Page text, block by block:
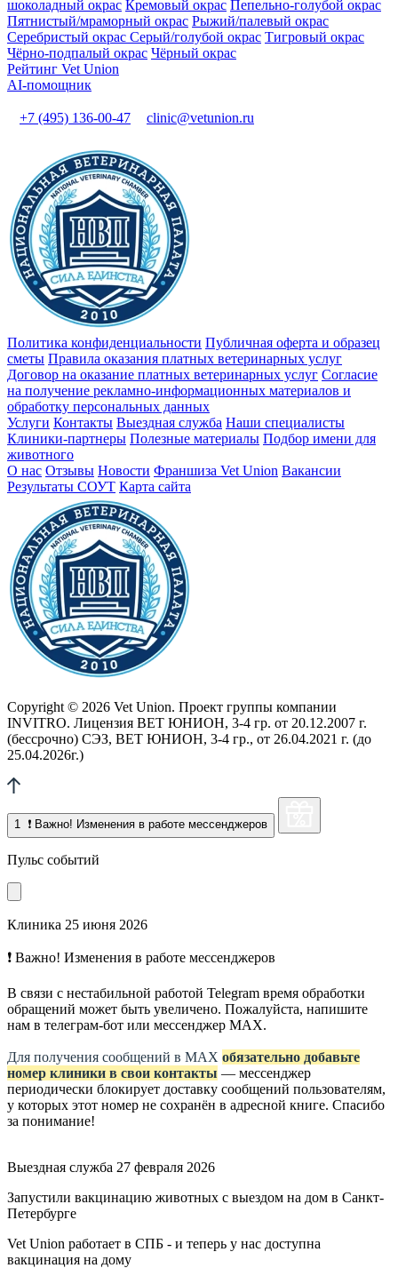
шоколадный окрас Кремовый окрас Пепельно-голубой окрас
Пятнистый/мраморный окрас Рыжий/палевый окрас
Серебристый окрас Серый/голубой окрас Тигровый окрас
Чёрно-подпалый окрас Чёрный окрас
Рейтинг Vet Union
AI-помощник
+7 (495) 136-00-47 clinic@vetunion.ru
Политика конфиденциальности Публичная оферта и образец
сметы Правила оказания платных ветеринарных услуг
Договор на оказание платных ветеринарных услуг Cогласие
на получение рекламно-информационных материалов и
обработку персональных данных
Услуги Контакты Выездная служба Наши специалисты
Клиники-партнеры Полезные материалы Подбор имени для
животного
О нас Отзывы Новости Франшиза Vet Union Вакансии
Результаты СОУТ Карта сайта
Copyright © 2026 Vet Union. Проект группы компании
INVITRO. Лицензия ВЕТ ЮНИОН, 3-4 гр. от 20.12.2007 г.
(бессрочно) СЭЗ, ВЕТ ЮНИОН, 3-4 гр., от 26.04.2021 г. (до
25.04.2026г.)
1 ❗ Важно! Изменения в работе мессенджеров
Пульс событий
Клиника 25 июня 2026
❗ Важно! Изменения в работе мессенджеров
В связи с нестабильной работой Telegram время обработки
обращений может быть увеличено. Пожалуйста, напишите
нам в телеграм-бот или мессенджер МАХ.
Для получения сообщений в МАХ обязательно добавьте
номер клиники в свои контакты — мессенджер
периодически блокирует доставку сообщений пользователям,
у которых этот номер не сохранён в адресной книге. Спасибо
за понимание!
Выездная служба 27 февраля 2026
Запустили вакцинацию животных с выездом на дом в Санкт-
Петербурге
Vet Union работает в СПБ - и теперь у нас доступна
вакцинация на дому